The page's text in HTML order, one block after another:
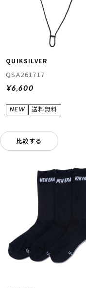
QUIKSILVER
QSA261717
¥6,600
比較する